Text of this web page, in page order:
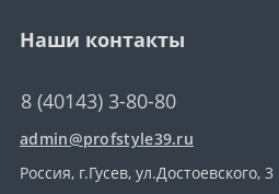
Наши контакты
8 (40143) 3-80-80
admin@profstyle39.ru
Россия, г.Гусев, ул.Достоевского, 3